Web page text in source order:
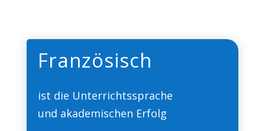
Französisch
ist die Unterrichtssprache
und akademischen Erfolg